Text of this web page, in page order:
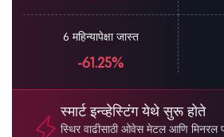
6 महिन्यापेक्षा जास्त
-61.25%
स्मार्ट इन्व्हेस्टिंग येथे सुरू होते
स्थिर वाढीसाठी ओवेस मेटल आणि मिनरल